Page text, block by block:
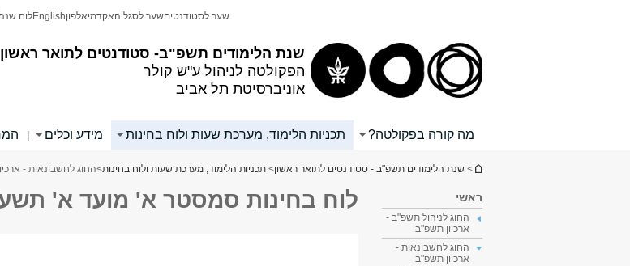
שנת הלימודים תשפ"ב- סטודנטים לתואר ראשון
הפקולטה לניהול ע"ש קולר
אוניברסיטת תל אביב
שער לסטודנטיםשער לסגל האקדמיאלפוןEnglishלוח
מה קורה בפקולטה? תכניות הלימוד, מערכת שעות ולוח בחינות מידע וכלים |
הינך נמצא כאן
> שנת הלימודים תשפ"ב - סטודנטים לתואר ראשון> תכניות הלימוד, מערכת שעות ולוח בחינות>החוג לחשבונאות -
ראשי
החוג לניהול תשפ"ב -
ארכיון תשפ"ב
החוג לחשבונאות -
ארכיון תשפ"ב
לוח בחינות סמסטר א' מועד א'